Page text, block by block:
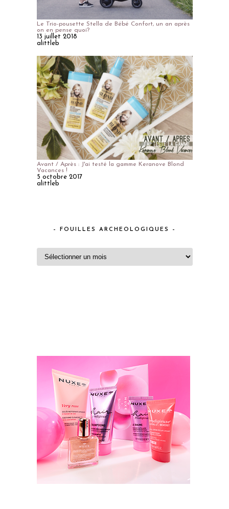
Le Trio-pousette Stella de Bébé Confort, un an après
on en pense quoi?
13 juillet 2018
alittleb
Avant / Après : J'ai testé la gamme Keranove Blond
Vacances !
5 octobre 2017
alittleb
– FOUILLES ARCHEOLOGIQUES –